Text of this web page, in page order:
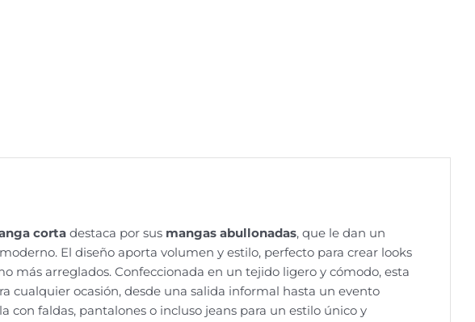
corta destaca por sus mangas abullonadas, que le dan un
El diseño aporta volumen y estilo, perfecto para crear looks
más arreglados. Confeccionada en un tejido ligero y cómodo, esta
cualquier ocasión, desde una salida informal hasta un evento
con faldas, pantalones o incluso jeans para un estilo único y